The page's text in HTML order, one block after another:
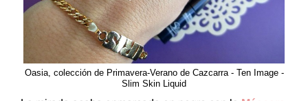
Oasia, colección de Primavera-Verano de Cazcarra - Ten Image -
Slim Skin Liquid